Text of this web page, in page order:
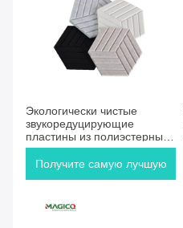
Экологически чистые
звукоредуцирующие
пластины из полиэстерных
волокон с декоративной 3D
отделкой
Получите самую лучшую